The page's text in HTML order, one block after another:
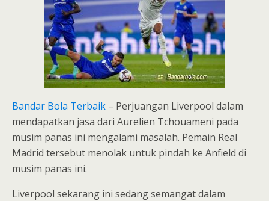
Bandar Bola Terbaik – Perjuangan Liverpool dalam
mendapatkan jasa dari Aurelien Tchouameni pada
musim panas ini mengalami masalah. Pemain Real
Madrid tersebut menolak untuk pindah ke Anfield di
musim panas ini.
Liverpool sekarang ini sedang semangat dalam